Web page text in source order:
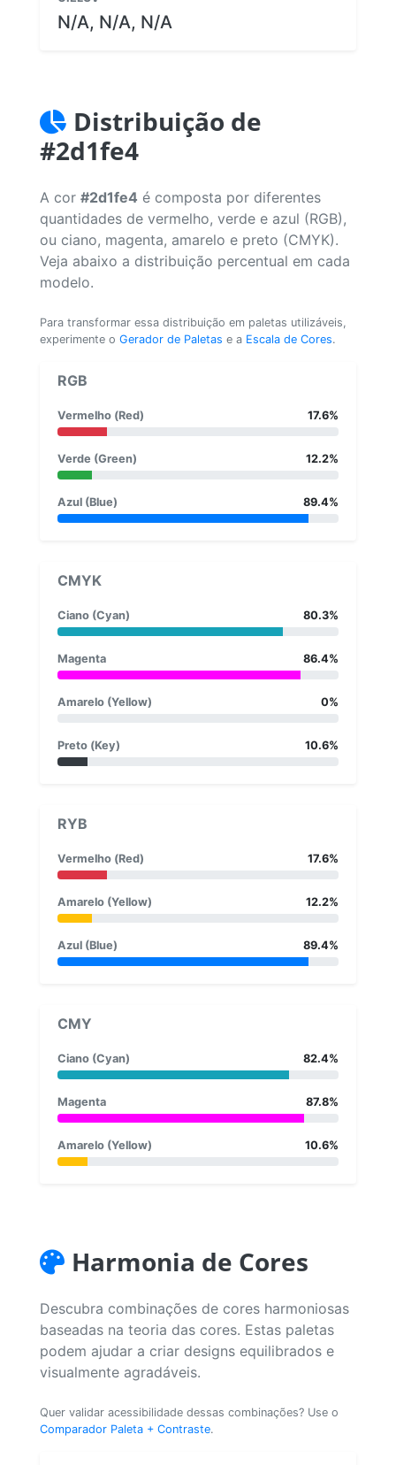
N/A, N/A, N/A
Distribuição de
#2d1fe4
A cor #2d1fe4 é composta por diferentes
quantidades de vermelho, verde e azul (RGB),
ou ciano, magenta, amarelo e preto (CMYK).
Veja abaixo a distribuição percentual em cada
modelo.
Para transformar essa distribuição em paletas utilizáveis,
experimente o Gerador de Paletas e a Escala de Cores.
RGB
Vermelho (Red) 17.6%
Verde (Green) 12.2%
Azul (Blue) 89.4%
CMYK
Ciano (Cyan) 80.3%
Magenta 86.4%
Amarelo (Yellow) 0%
Preto (Key) 10.6%
RYB
Vermelho (Red) 17.6%
Amarelo (Yellow) 12.2%
Azul (Blue) 89.4%
CMY
Ciano (Cyan) 82.4%
Magenta 87.8%
Amarelo (Yellow) 10.6%
Harmonia de Cores
Descubra combinações de cores harmoniosas
baseadas na teoria das cores. Estas paletas
podem ajudar a criar designs equilibrados e
visualmente agradáveis.
Quer validar acessibilidade dessas combinações? Use o
Comparador Paleta + Contraste.